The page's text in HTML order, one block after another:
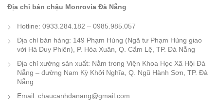
Địa chỉ bán chậu Monrovia Đà Nẵng
Hotline: 0933.284.182 – 0985.985.057
Địa chỉ bán hàng: 149 Phạm Hùng (Ngã tư Phạm Hùng giao
với Hà Duy Phiên), P. Hòa Xuân, Q. Cẩm Lệ, TP. Đà Nẵng
Địa chỉ xưởng sản xuất: Nằm trong Viện Khoa Học Xã Hội Đà
Nẵng – đường Nam Kỳ Khởi Nghĩa, Q. Ngũ Hành Sơn, TP. Đà
Nẵng
Email: chaucanhdanang@gmail.com